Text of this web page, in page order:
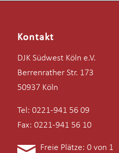
Kontakt
DJK Südwest Köln e.V.
Berrenrather Str. 173
50937 Köln
Tel: 0221-941 56 09
Fax: 0221-941 56 10
Freie Plätze: 0 von 1